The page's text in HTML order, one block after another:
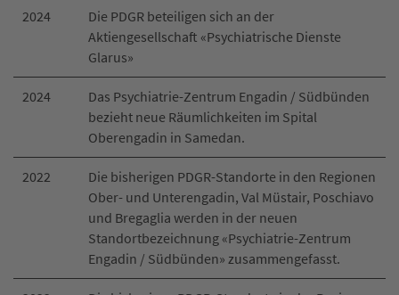
2024
Die PDGR beteiligen sich an der
Aktiengesellschaft «Psychiatrische Dienste
Glarus»
2024
Das Psychiatrie-Zentrum Engadin / Südbünden
bezieht neue Räumlichkeiten im Spital
Oberengadin in Samedan.
2022
Die bisherigen PDGR-Standorte in den Regionen
Ober- und Unterengadin, Val Müstair, Poschiavo
und Bregaglia werden in der neuen
Standortbezeichnung «Psychiatrie-Zentrum
Engadin / Südbünden» zusammengefasst.